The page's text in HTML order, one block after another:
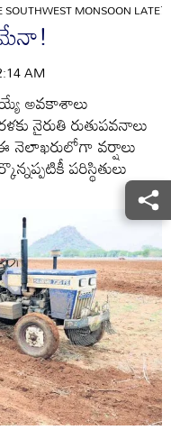
SOUTHWEST MONSOON LATE?
AM
అవకాశాలు
నైరుతి రుతుపవనాలు
నెలాఖరులోగా వర్షాలు
పరిస్థితులు